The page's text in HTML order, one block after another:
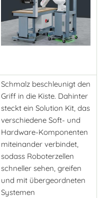
Schmalz beschleunigt den
Griff in die Kiste. Dahinter
steckt ein Solution Kit, das
verschiedene Soft- und
Hardware-Komponenten
miteinander verbindet,
sodass Roboterzellen
schneller sehen, greifen
und mit übergeordneten
Systemen